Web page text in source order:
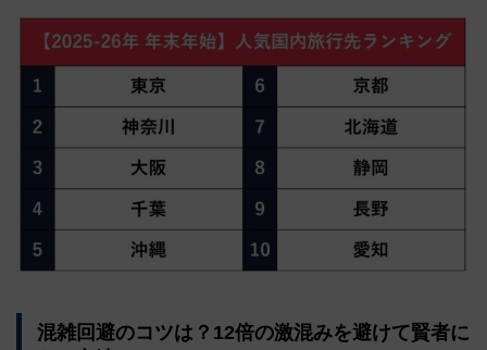
混雑回避のコツは？12倍の激混みを避けて賢者に